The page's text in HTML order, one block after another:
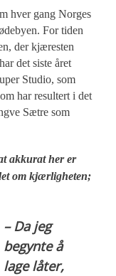
hver gang Norges
For tiden
der kjæresten
det siste året
Studio, som
har resultert i det
Sætre som
akkurat her er
om kjærligheten;
– Da jeg
begynte å
lage låter,